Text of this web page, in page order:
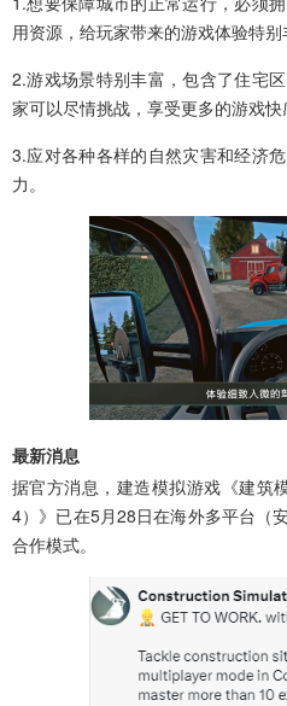
用资源，给玩家带来的游戏体验特别
2.游戏场景特别丰富，包含了住宅
家可以尽情挑战，享受更多的游戏快
3.应对各种各样的自然灾害和经济
力。
最新消息
据官方消息，建造模拟游戏《建筑
4）》已在5月28日在海外多平台（
合作模式。